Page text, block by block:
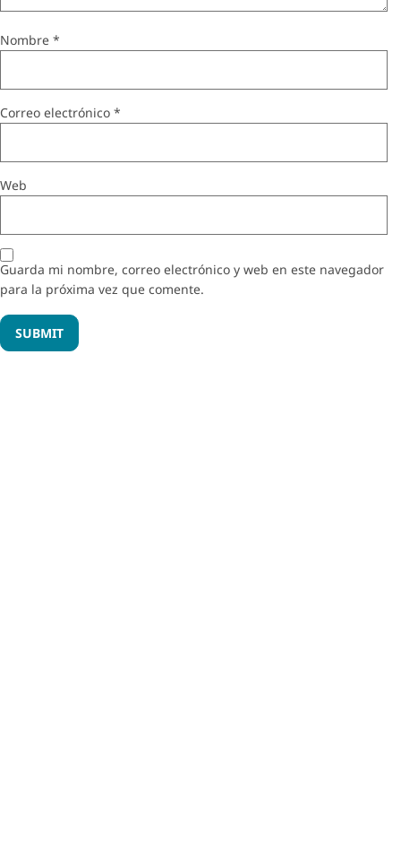
Nombre *
Correo electrónico *
Web
Guarda mi nombre, correo electrónico y web en este navegador
para la próxima vez que comente.